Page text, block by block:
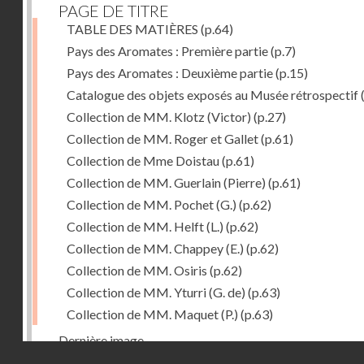
PAGE DE TITRE
TABLE DES MATIÈRES (p.64)
Pays des Aromates : Première partie(p.7)
Pays des Aromates : Deuxième partie(p.15)
Catalogue des objets exposés au Musée rétrospectif
Collection de MM. Klotz (Victor) (p.27)
Collection de MM. Roger et Gallet(p.61)
Collection de Mme Doistau(p.61)
Collection de MM. Guerlain (Pierre) (p.61)
Collection de MM. Pochet (G.) (p.62)
Collection de MM. Helft (L.) (p.62)
Collection de MM. Chappey (E.) (p.62)
Collection de MM. Osiris (p.62)
Collection de MM. Yturri (G. de) (p.63)
Collection de MM. Maquet (P.) (p.63)
Dernière image